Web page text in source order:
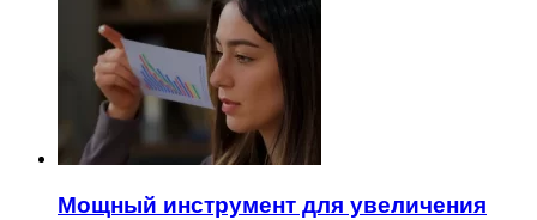
Мощный инструмент для увеличения